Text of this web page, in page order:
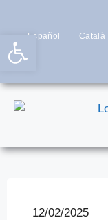
Español Català
12/02/2025
Abrir